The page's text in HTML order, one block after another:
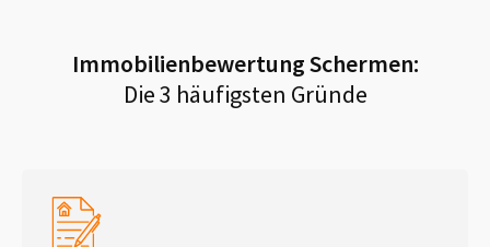
ImmobilienbewertungSchermen:
Die 3 häufigsten Gründe